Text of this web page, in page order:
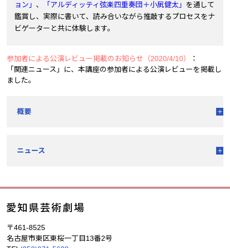
ョン」 、 「アルディッティ弦楽四重奏団＋小㞍健太」 を通して
鑑賞し、実際に書いて、読み合いながら推敲するプロセスをナ
ビゲーターと共に体験します。
参加者による公演レビュー掲載のお知らせ（2020/4/10）
：
「関連ニュース」に、本講座の参加者による公演レビューを掲載し
ました。
概要
ニュース
〒461-8525
名古屋市東区東桜一丁目13番2号